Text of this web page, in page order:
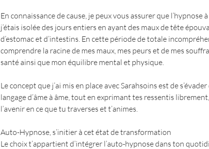
En connaissance de cause, je peux vous assurer que l’hypnose
j’étais isolée des jours entiers en ayant des maux de tête
d’estomac et d’intestins. En cette période de totale
comprendre la racine de mes maux, mes peurs et de mes
santé ainsi que mon équilibre mental et physique.
Le concept que j’ai mis en place avec Sarahsoins est de
langage d’âme à âme, tout en exprimant tes ressentis
l’avenir en ce que tu traverses et t’animes.
Auto-Hypnose, s’initier à cet état de transformation
Le choix t’appartient d’intégrer l’auto-hypnose dans ton